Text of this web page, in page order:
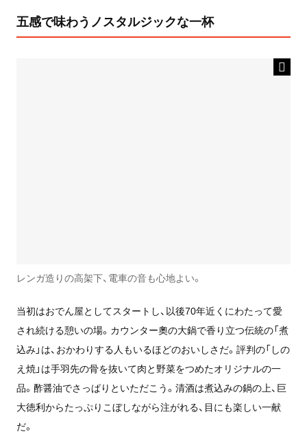
五感で味わうノスタルジックな一杯
レンガ造りの高架下、電車の音も心地よい。
当初はおでん屋としてスタートし、以後70年近くにわたって愛
され続ける憩いの場。カウンター奧の大鍋で香り立つ伝統の「煮
込み」は、おかわりする人もいるほどのおいしさだ。評判の「しの
え焼」は手羽先の骨を抜いて肉と野菜をつめたオリジナルの一
品。酢醤油でさっぱりといただこう。清酒は煮込みの鍋の上、巨
大徳利からたっぷりこぼしながら注がれる、目にも楽しい一献
だ。